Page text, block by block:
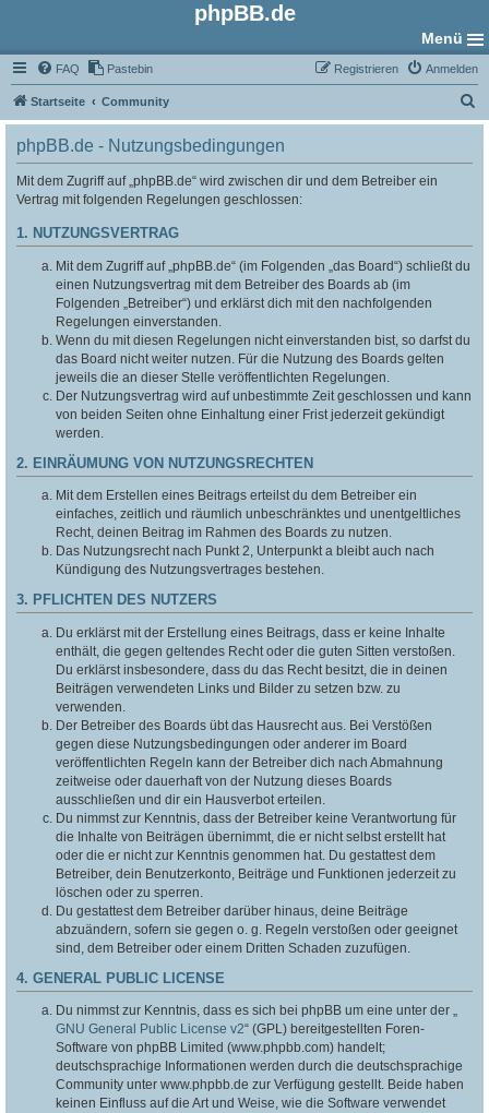
phpBB.de
Menü
FAQ Pastebin Anmelden
Registrieren
Startseite Community
u
phpBB.de - Nutzungsbedingungen
Mit dem Zugriff auf „phpBB.de“ wird zwischen dir und dem Betreiber ein
Vertrag mit folgenden Regelungen geschlossen:
1. NUTZUNGSVERTRAG
Mit dem Zugriff auf „phpBB.de“ (im Folgenden „das Board“) schließt du
einen Nutzungsvertrag mit dem Betreiber des Boards ab (im
Folgenden „Betreiber“) und erklärst dich mit den nachfolgenden
Regelungen einverstanden.
Wenn du mit diesen Regelungen nicht einverstanden bist, so darfst du
das Board nicht weiter nutzen. Für die Nutzung des Boards gelten
jeweils die an dieser Stelle veröffentlichten Regelungen.
Der Nutzungsvertrag wird auf unbestimmte Zeit geschlossen und kann
von beiden Seiten ohne Einhaltung einer Frist jederzeit gekündigt
werden.
2. EINRÄUMUNG VON NUTZUNGSRECHTEN
Mit dem Erstellen eines Beitrags erteilst du dem Betreiber ein
einfaches, zeitlich und räumlich unbeschränktes und unentgeltliches
Recht, deinen Beitrag im Rahmen des Boards zu nutzen.
Das Nutzungsrecht nach Punkt 2, Unterpunkt a bleibt auch nach
Kündigung des Nutzungsvertrages bestehen.
3. PFLICHTEN DES NUTZERS
Du erklärst mit der Erstellung eines Beitrags, dass er keine Inhalte
enthält, die gegen geltendes Recht oder die guten Sitten verstoßen.
Du erklärst insbesondere, dass du das Recht besitzt, die in deinen
Beiträgen verwendeten Links und Bilder zu setzen bzw. zu
verwenden.
Der Betreiber des Boards übt das Hausrecht aus. Bei Verstößen
gegen diese Nutzungsbedingungen oder anderer im Board
veröffentlichten Regeln kann der Betreiber dich nach Abmahnung
zeitweise oder dauerhaft von der Nutzung dieses Boards
ausschließen und dir ein Hausverbot erteilen.
Du nimmst zur Kenntnis, dass der Betreiber keine Verantwortung für
die Inhalte von Beiträgen übernimmt, die er nicht selbst erstellt hat
oder die er nicht zur Kenntnis genommen hat. Du gestattest dem
Betreiber, dein Benutzerkonto, Beiträge und Funktionen jederzeit zu
löschen oder zu sperren.
Du gestattest dem Betreiber darüber hinaus, deine Beiträge
abzuändern, sofern sie gegen o. g. Regeln verstoßen oder geeignet
sind, dem Betreiber oder einem Dritten Schaden zuzufügen.
4. GENERAL PUBLIC LICENSE
Du nimmst zur Kenntnis, dass es sich bei phpBB um eine unter der „
GNU General Public License v2“ (GPL) bereitgestellten Foren-
Software von phpBB Limited (www.phpbb.com) handelt;
deutschsprachige Informationen werden durch die deutschsprachige
Community unter www.phpbb.de zur Verfügung gestellt. Beide haben
keinen Einfluss auf die Art und Weise, wie die Software verwendet